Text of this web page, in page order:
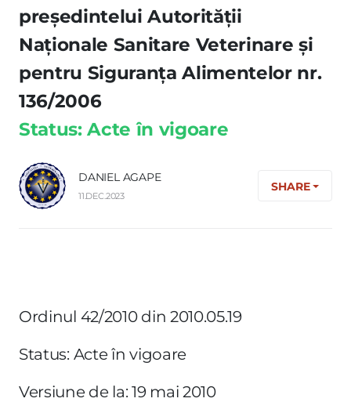
preşedintelui Autorităţii
Naţionale Sanitare Veterinare şi
pentru Siguranţa Alimentelor nr.
136/2006
Status: Acte în vigoare
DANIEL AGAPE
11.DEC.2023
SHARE
Ordinul 42/2010 din 2010.05.19
Status: Acte în vigoare
Versiune de la: 19 mai 2010